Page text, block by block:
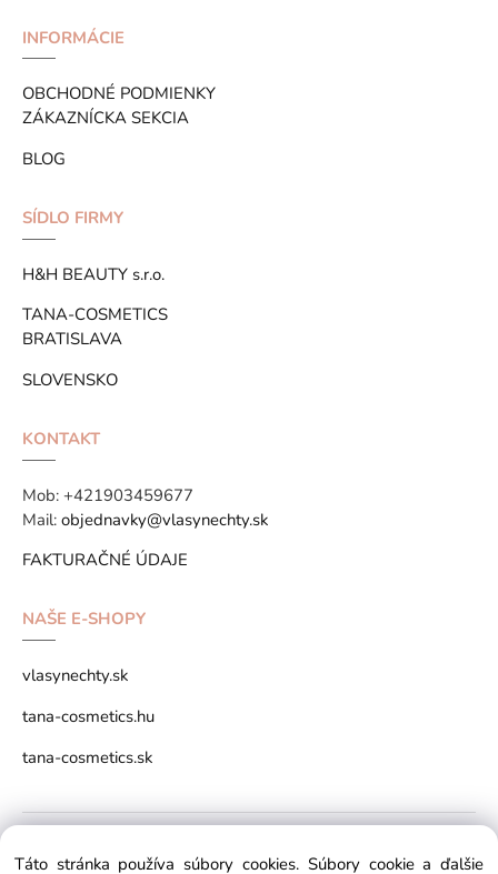
INFORMÁCIE
OBCHODNÉ PODMIENKY
ZÁKAZNÍCKA SEKCIA
BLOG
SÍDLO FIRMY
H&H BEAUTY s.r.o.
TANA-COSMETICS
BRATISLAVA
SLOVENSKO
KONTAKT
Mob: +421903459677
Mail: objednavky@vlasynechty.sk
FAKTURAČNÉ ÚDAJE
NAŠE E-SHOPY
vlasynechty.sk
tana-cosmetics.hu
tana-cosmetics.sk
Táto stránka používa súbory cookies. Súbory cookie a ďalšie